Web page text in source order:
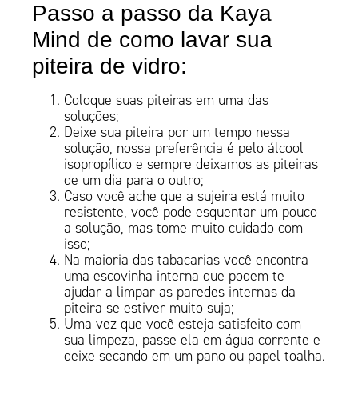
Passo a passo da Kaya
Mind de como lavar sua
piteira de vidro:
Coloque suas piteiras em uma das
soluções;
Deixe sua piteira por um tempo nessa
solução, nossa preferência é pelo álcool
isopropílico e sempre deixamos as piteiras
de um dia para o outro;
Caso você ache que a sujeira está muito
resistente, você pode esquentar um pouco
a solução, mas tome muito cuidado com
isso;
Na maioria das tabacarias você encontra
uma escovinha interna que podem te
ajudar a limpar as paredes internas da
piteira se estiver muito suja;
Uma vez que você esteja satisfeito com
sua limpeza, passe ela em água corrente e
deixe secando em um pano ou papel toalha.